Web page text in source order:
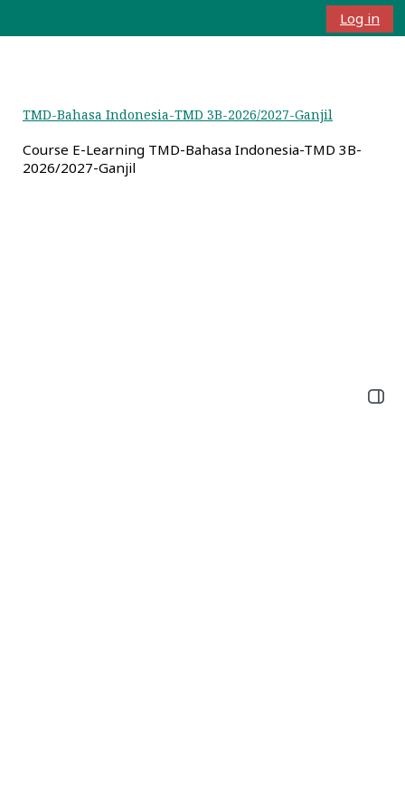
Panel samping
Alihkan input
Log in
Buka
TMD-Bahasa Indonesia-TMD 3B-2026/2027-Ganjil
Course E-Learning TMD-Bahasa Indonesia-TMD 3B-
2026/2027-Ganjil